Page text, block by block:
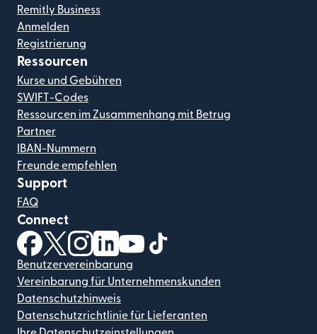
Remitly Business
Anmelden
Registrierung
Ressourcen
Kurse und Gebühren
SWIFT-Codes
Ressourcen im Zusammenhang mit Betrug
Partner
IBAN-Nummern
Freunde empfehlen
Support
FAQ
Connect
(wird in einem neuen Fenster geöffnet)
(wird in einem neuen Fenster geöffnet)
(wird in einem neuen Fenster geöffnet)
(wird in einem neuen Fenster geöffnet)
(wird in einem neuen Fenster
Benutzervereinbarung
Vereinbarung für Unternehmenskunden
Datenschutzhinweis
Datenschutzrichtlinie für Lieferanten